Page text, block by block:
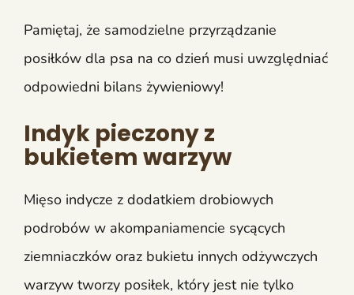
Pamiętaj, że samodzielne przyrządzanie
posiłków dla psa na co dzień musi uwzględniać
odpowiedni bilans żywieniowy!
Indyk pieczony z
bukietem warzyw
Mięso indycze z dodatkiem drobiowych
podrobów w akompaniamencie sycących
ziemniaczków oraz bukietu innych odżywczych
warzyw tworzy posiłek, który jest nie tylko